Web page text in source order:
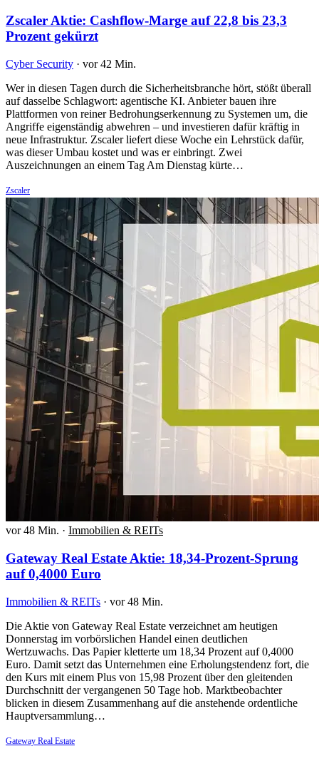
Zscaler Aktie: Cashflow-Marge auf 22,8 bis 23,3
Prozent gekürzt
Cyber Security · vor 42 Min.
Wer in diesen Tagen durch die Sicherheitsbranche hört, stößt überall
auf dasselbe Schlagwort: agentische KI. Anbieter bauen ihre
Plattformen von reiner Bedrohungserkennung zu Systemen um, die
Angriffe eigenständig abwehren – und investieren dafür kräftig in
neue Infrastruktur. Zscaler liefert diese Woche ein Lehrstück dafür,
was dieser Umbau kostet und was er einbringt. Zwei
Auszeichnungen an einem Tag Am Dienstag kürte…
Zscaler
vor 48 Min. · Immobilien & REITs
Gateway Real Estate Aktie: 18,34-Prozent-Sprung
auf 0,4000 Euro
Immobilien & REITs · vor 48 Min.
Die Aktie von Gateway Real Estate verzeichnet am heutigen
Donnerstag im vorbörslichen Handel einen deutlichen
Wertzuwachs. Das Papier kletterte um 18,34 Prozent auf 0,4000
Euro. Damit setzt das Unternehmen eine Erholungstendenz fort, die
den Kurs mit einem Plus von 15,98 Prozent über den gleitenden
Durchschnitt der vergangenen 50 Tage hob. Marktbeobachter
blicken in diesem Zusammenhang auf die anstehende ordentliche
Hauptversammlung…
Gateway Real Estate